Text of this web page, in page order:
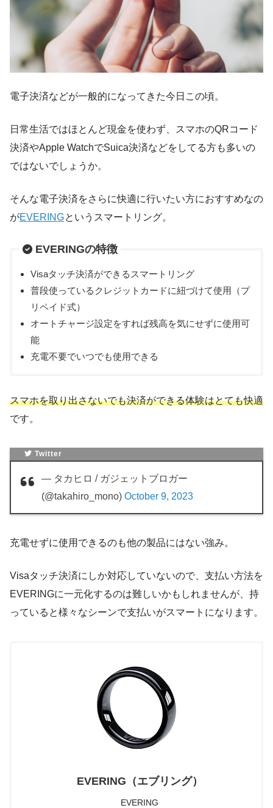
電子決済などが一般的になってきた今日この頃。
日常生活ではほとんど現金を使わず、スマホのQRコード
決済やApple WatchでSuica決済などをしてる方も多いの
ではないでしょうか。
そんな電子決済をさらに快適に行いたい方におすすめなの
がEVERINGというスマートリング。
EVERINGの特徴
Visaタッチ決済ができるスマートリング
普段使っているクレジットカードに紐づけて使用（プ
リペイド式）
オートチャージ設定をすれば残高を気にせずに使用可
能
充電不要でいつでも使用できる
スマホを取り出さないでも決済ができる体験はとても快適
です。
Twitter
— タカヒロ / ガジェットブロガー
(@takahiro_mono) October 9, 2023
充電せずに使用できるのも他の製品にはない強み。
Visaタッチ決済にしか対応していないので、支払い方法を
EVERINGに一元化するのは難しいかもしれませんが、持
っていると様々なシーンで支払いがスマートになります。
EVERING（エブリング）
EVERING